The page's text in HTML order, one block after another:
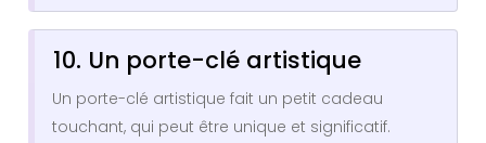
10. Un porte-clé artistique
Un porte-clé artistique fait un petit cadeau
touchant, qui peut être unique et significatif.